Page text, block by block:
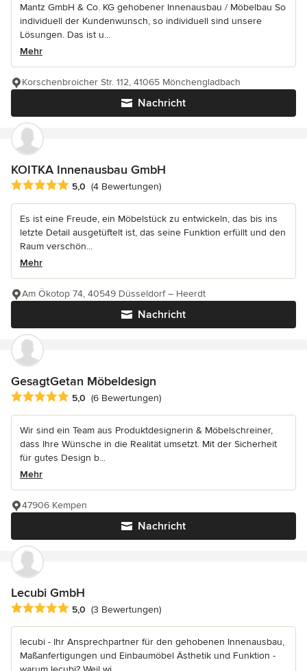
Mantz GmbH & Co. KG gehobener Innenausbau / Möbelbau So
individuell der Kundenwunsch, so individuell sind unsere
Lösungen. Das ist u...
Mehr
Nachricht
Korschenbroicher Str. 112, 41065 Mönchengladbach
KOITKA Innenausbau GmbH
Durchschnittliche Bewertung: 5 von 5 Sternen
5,0 (4 Bewertungen)
Es ist eine Freude, ein Möbelstück zu entwickeln, das bis ins
letzte Detail ausgetüftelt ist, das seine Funktion erfüllt und den
Raum verschön...
Mehr
Nachricht
Am Ökotop 74, 40549 Düsseldorf – Heerdt
GesagtGetan Möbeldesign
Durchschnittliche Bewertung: 5 von 5 Sternen
5,0 (6 Bewertungen)
Wir sind ein Team aus Produktdesignerin & Möbelschreiner,
dass Ihre Wünsche in die Realität umsetzt. Mit der Sicherheit
für gutes Design b...
Mehr
Nachricht
47906 Kempen
Lecubi GmbH
Durchschnittliche Bewertung: 5 von 5 Sternen
5,0 (3 Bewertungen)
lecubi - Ihr Ansprechpartner für den gehobenen Innenausbau,
Maßanfertigungen und Einbaumöbel Ästhetik und Funktion -